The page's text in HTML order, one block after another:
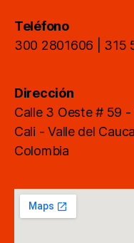
Teléfono
300 2801606 | 315
Dirección
Calle 3 Oeste # 59
Cali - Valle del Cauca
Colombia